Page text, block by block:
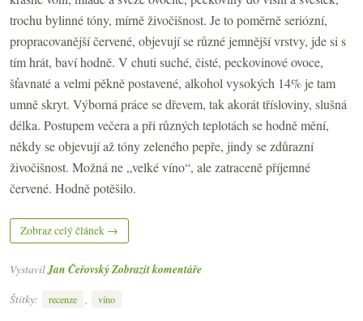
trochu bylinné tóny, mírně živočišnost. Je to poměrně seriózní,
propracovanější červené, objevují se různé jemnější vrstvy, jde si s
tím hrát, baví hodně. V chuti suché, čisté, peckovinové ovoce,
šťavnaté a velmi pěkně postavené, alkohol vysokých 14% je tam
umně skryt. Výborná práce se dřevem, tak akorát třísloviny, slušná
délka. Postupem večera a při různých teplotách se hodně mění,
někdy se objevují až tóny zeleného pepře, jindy se zdůrazní
živočišnost. Možná ne „velké víno“, ale zatraceně příjemné
červené. Hodně potěšilo.
Zobraz celý článek →
VystavilJan ČeřovskýZobrazit komentáře
Štítky:
recenze , víno